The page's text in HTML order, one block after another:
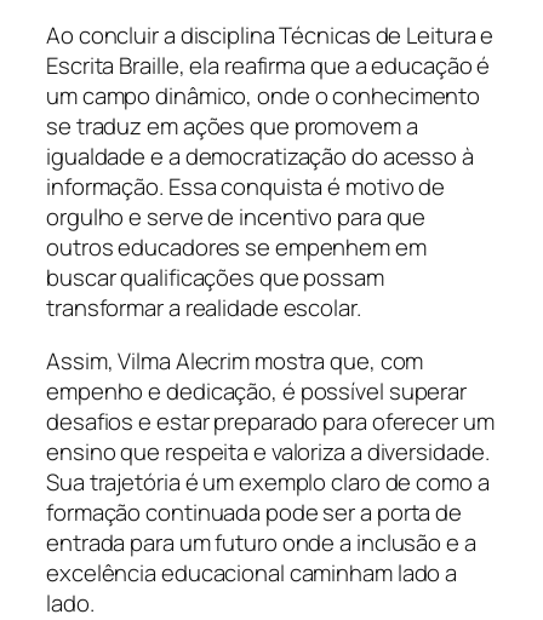
Ao concluir a disciplina Técnicas de Leitura e
Escrita Braille, ela reafirma que a educação é
um campo dinâmico, onde o conhecimento
se traduz em ações que promovem a
igualdade e a democratização do acesso à
informação. Essa conquista é motivo de
orgulho e serve de incentivo para que
outros educadores se empenhem em
buscar qualificações que possam
transformar a realidade escolar.
Assim, Vilma Alecrim mostra que, com
empenho e dedicação, é possível superar
desafios e estar preparado para oferecer um
ensino que respeita e valoriza a diversidade.
Sua trajetória é um exemplo claro de como a
formação continuada pode ser a porta de
entrada para um futuro onde a inclusão e a
excelência educacional caminham lado a
lado.